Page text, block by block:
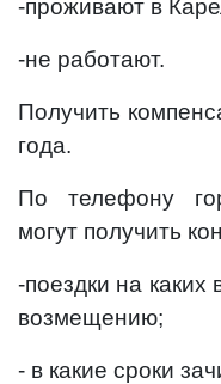
-проживают в
-не работают.
Получить
года.
По телефону
могут получить
-поездки на каких
возмещению;
- в какие сроки